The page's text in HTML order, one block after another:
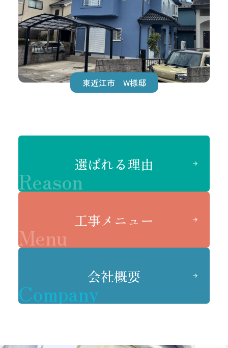
東近江市 W様邸
選ばれる理由
Reason
工事メニュー
Menu
会社概要
Company